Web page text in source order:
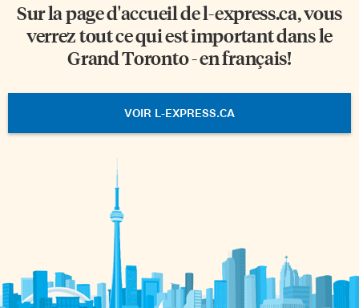
Sur la page d'accueil del-express.ca, vous
verrez tout ce qui est important dans le
Grand Toronto - en français!
VOIR L-EXPRESS.CA